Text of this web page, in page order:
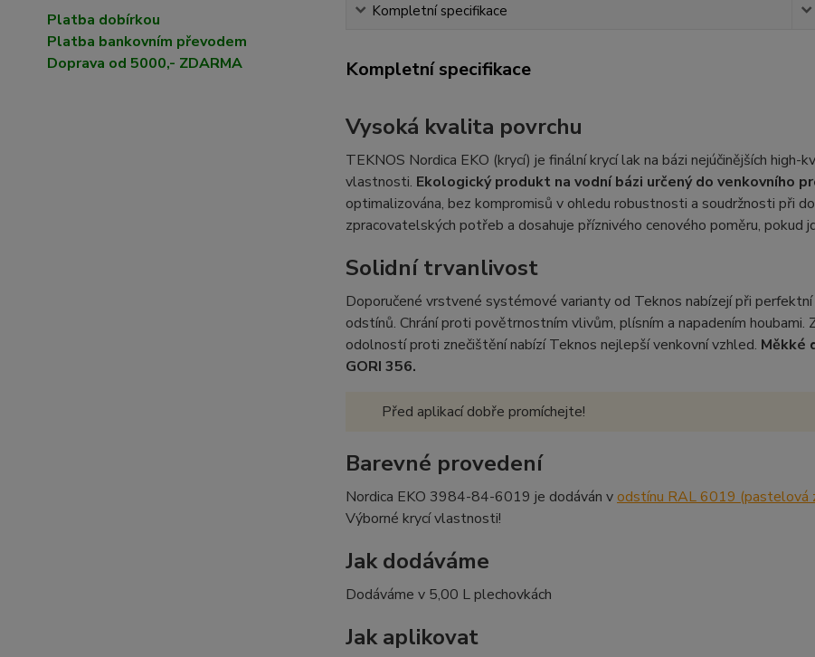
Platba dobírkou
Platba bankovním převodem
Doprava od 5000,- ZDARMA
Kompletní specifikace
Kompletní specifikace
Vysoká kvalita povrchu
TEKNOS Nordica EKO (krycí) je finální krycí lak na bázi nejúčinějších
vlastnosti. Ekologický produkt na vodní bázi určený do venkovního
optimalizována, bez kompromisů v ohledu robustnosti a soudržnosti při
zpracovatelských potřeb a dosahuje příznivého cenového poměru, pokud
Solidní trvanlivost
Doporučené vrstvené systémové varianty od Teknos nabízejí při
odstínů. Chrání proti povětrnostním vlivům, plísním a napadením
odolností proti znečištění nabízí Teknos nejlepší venkovní vzhled. Měkké
GORI 356.
Před aplikací dobře promíchejte!
Barevné provedení
Nordica EKO 3984-84-6019 je dodáván vodstínu RAL 6019 (pastelová
Výborné krycí vlastnosti!
Jak dodáváme
Dodáváme v 5,00 L plechovkách
Jak aplikovat